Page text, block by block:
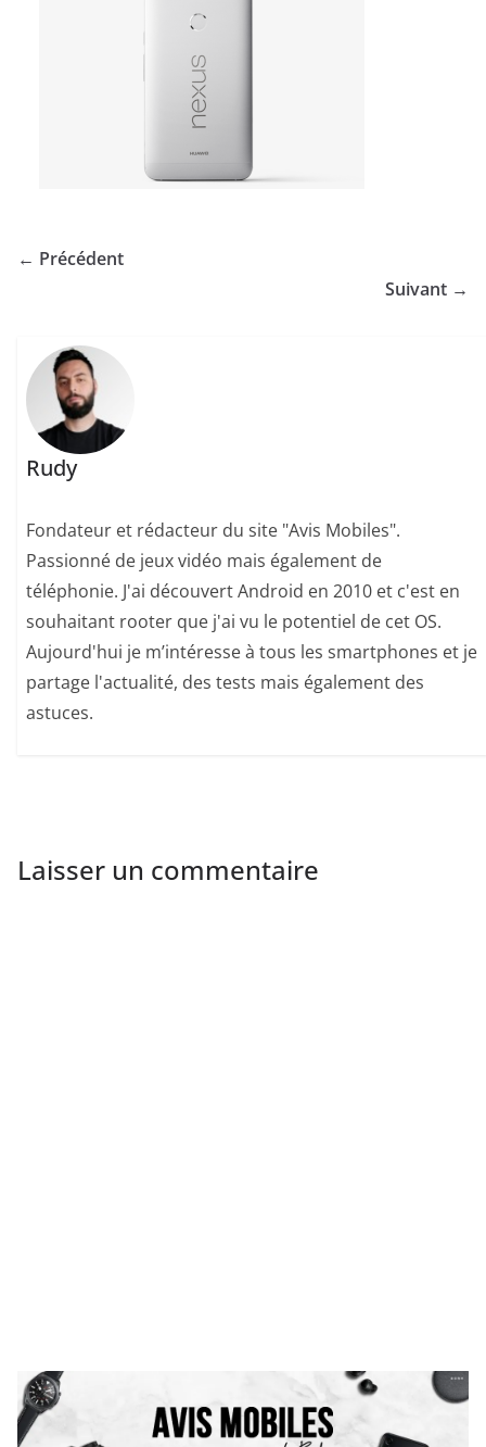
← Précédent
Suivant →
Rudy
Fondateur et rédacteur du site "Avis Mobiles".
Passionné de jeux vidéo mais également de
téléphonie. J'ai découvert Android en 2010 et c'est en
souhaitant rooter que j'ai vu le potentiel de cet OS.
Aujourd'hui je m’intéresse à tous les smartphones et je
partage l'actualité, des tests mais également des
astuces.
Laisser un commentaire